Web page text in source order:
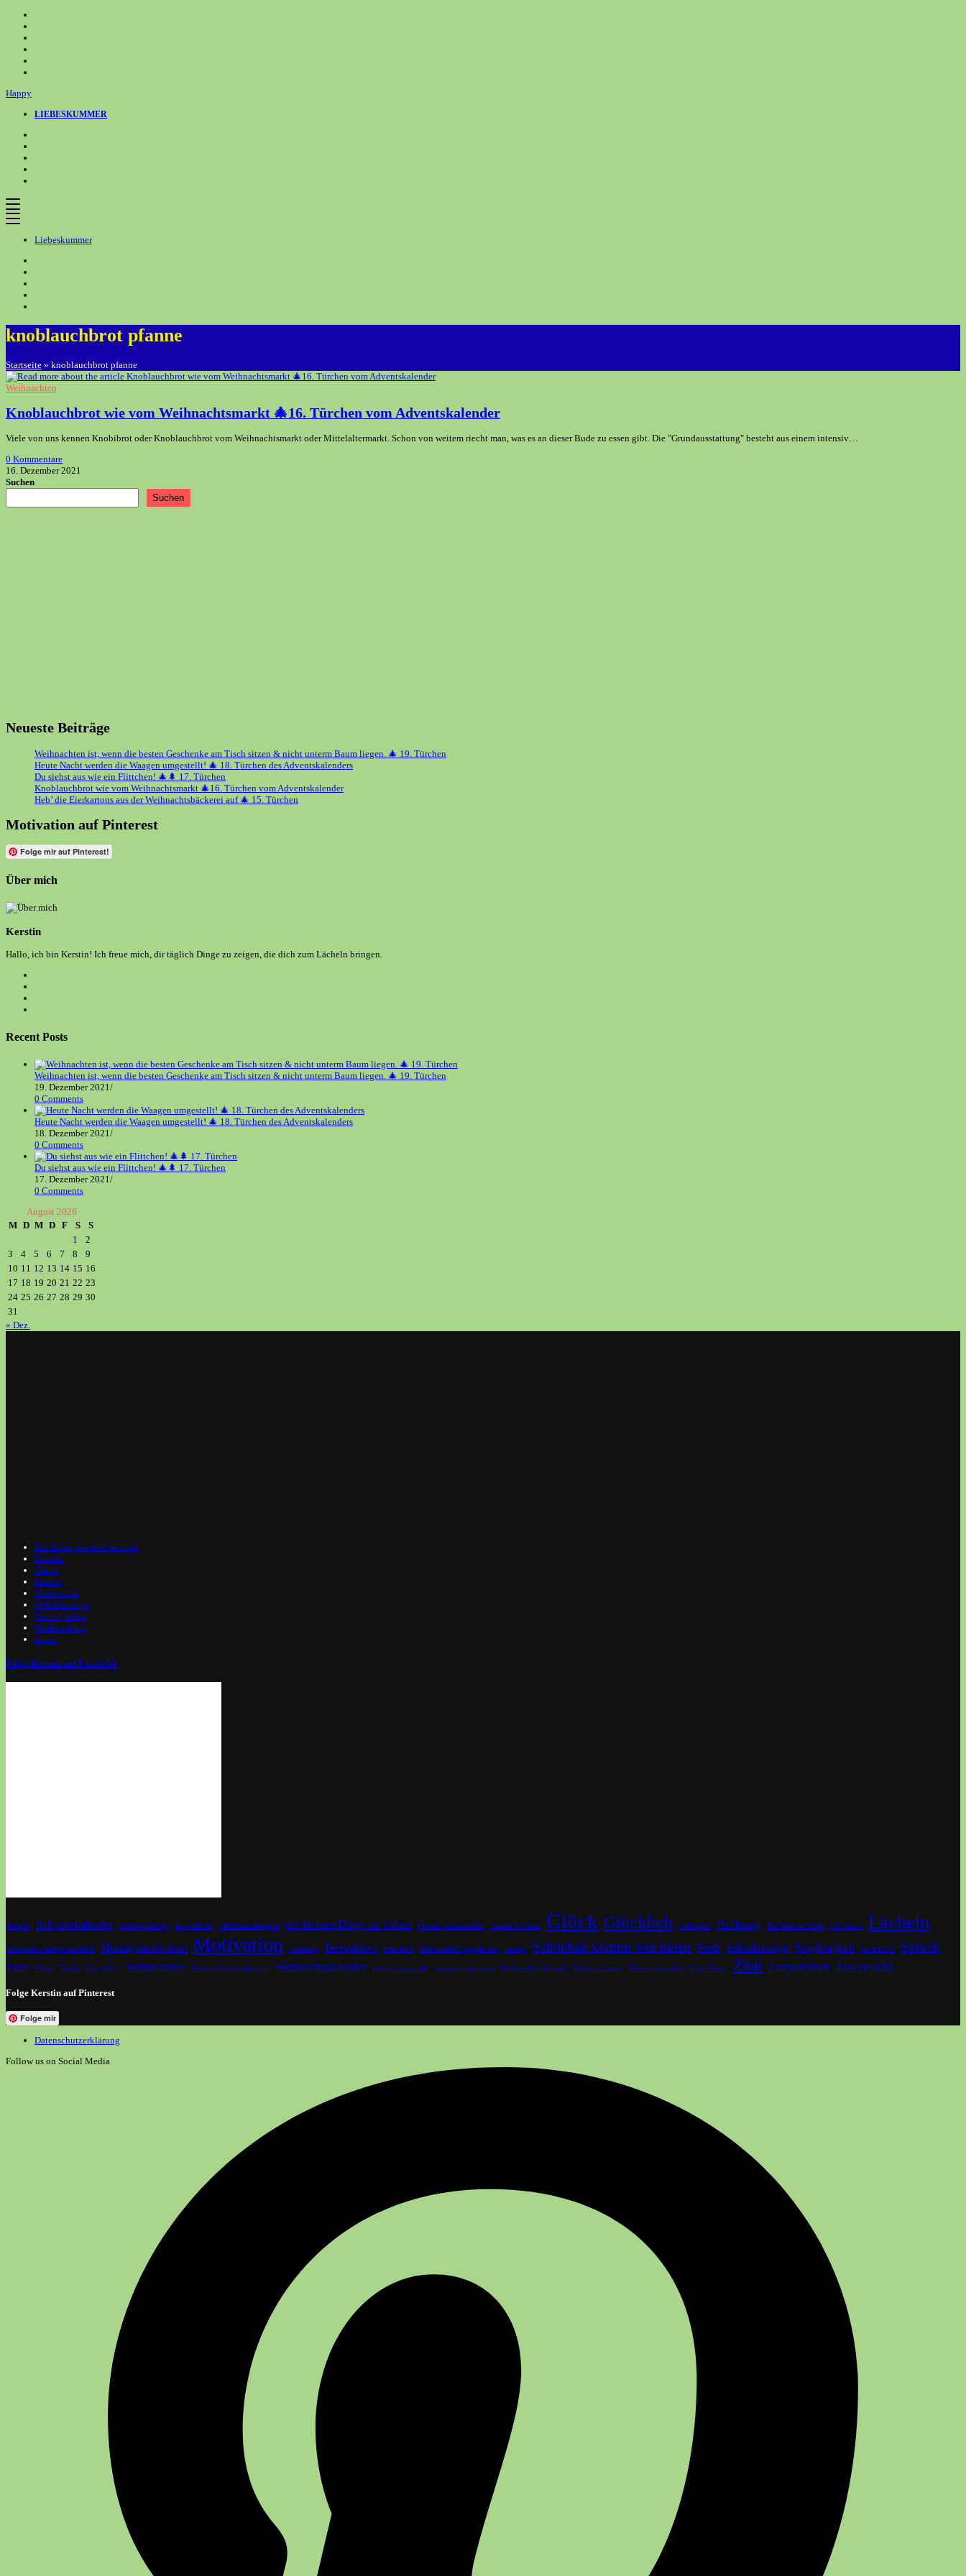
Inhalt
springen
Happy
LIEBESKUMMER
Liebeskummer
knoblauchbrot pfanne
Startseite » knoblauchbrot pfanne
Weihnachten
Knoblauchbrot wie vom Weihnachtsmarkt 🎄16. Türchen vom Adventskalender
Viele von uns kennen Knobibrot oder Knoblauchbrot vom Weihnachtsmarkt oder Mittelaltermarkt. Schon von weitem riecht man, was es an dieser Bude zu essen gibt. Die "Grundausstattung" besteht aus einem intensiv…
0 Kommentare
16. Dezember 2021
Suchen
Suchen
Neueste Beiträge
Weihnachten ist, wenn die besten Geschenke am Tisch sitzen & nicht unterm Baum liegen. 🎄 19. Türchen
Heute Nacht werden die Waagen umgestellt! 🎄 18. Türchen des Adventskalenders
Du siehst aus wie ein Flittchen! 🎄🌲 17. Türchen
Knoblauchbrot wie vom Weihnachtsmarkt 🎄16. Türchen vom Adventskalender
Heb’ die Eierkartons aus der Weihnachtsbäckerei auf 🎄 15. Türchen
Motivation auf Pinterest
Folge mir auf Pinterest!
Über mich
Kerstin
Hallo, ich bin Kerstin! Ich freue mich, dir täglich Dinge zu zeigen, die dich zum Lächeln bringen.
tab
new
tab
a
new
Recent Posts
Weihnachten ist, wenn die besten Geschenke am Tisch sitzen & nicht unterm Baum liegen. 🎄 19. Türchen
19. Dezember 2021/
0 Comments
Heute Nacht werden die Waagen umgestellt! 🎄 18. Türchen des Adventskalenders
18. Dezember 2021/
0 Comments
Du siehst aus wie ein Flittchen! 🎄🌲 17. Türchen
17. Dezember 2021/
0 Comments
August 2026
M D M D F S
S
1
2
3
4 5 6 7 8
9
10 11 12 13 14 15 16
17 18 19 20 21 22 23
24 25 26 27 28 29 30
31
« Dez.
Das Beste aus dem Internet
Familie
Glück
Humor
Motivation
Selbstfürsorge
Twitterperlen
Weihnachten
Zitate
Folge Kerstin auf Facebook
Advent Adventskalender Aufbewahrung aufgeräumt Christbaumkugeln die kleinen Dinge im Leben Freude verschenken Geteilte Freude Glück Glücklich Glühwein Hoffnung Knoblauchcreme Life Hack Lächeln
Mittelalter Rezepte einfach Montagsmotivation Motivation Ordnung Perspektive Praktisch Rahmfladen vegetarisch Rezept Schönheit kommt von innen Seele selbstfürsorge Sorglosigkeit Soul Food Spruch
Tiere Tipps Tricks Upcycling Weihnachten Weihnachtsbaumkugeln Weihnachtskalender weihnachtsmarkt weihnachtsrezepte Weihnachtsschmuck Weihnachtszeit Weiterverwenden Zero Waste Zitat Zufriedenheit Zuversicht
Folge Kerstin auf Pinterest
Folge mir
Datenschutzerklärung
Follow us on Social Media